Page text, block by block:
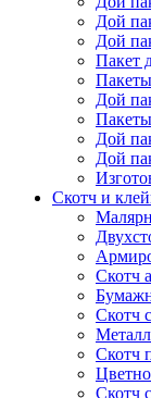
Дой
Дой
Пакет
Дой
Дой
Дой
Скотч и
Скотч
Скотч
Скотч
Скотч